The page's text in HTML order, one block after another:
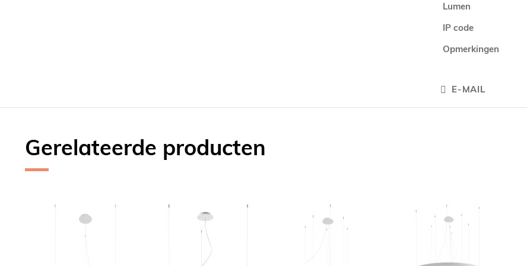
Lumen
IP code
Opmerkingen
E-MAIL
Gerelateerde producten